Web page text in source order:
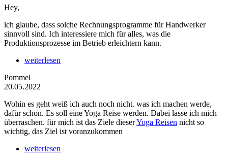
Hey,
ich glaube, dass solche Rechnungsprogramme für Handwerker
sinnvoll sind. Ich interessiere mich für alles, was die
Produktionsprozesse im Betrieb erleichtern kann.
weiterlesen
Pommel
20.05.2022
Wohin es geht weiß ich auch noch nicht. was ich machen werde,
dafür schon. Es soll eine Yoga Reise werden. Dabei lasse ich mich
überraschen. für mich ist das Ziele dieserYoga Reisen nicht so
wichtig, das Ziel ist voranzukommen
weiterlesen